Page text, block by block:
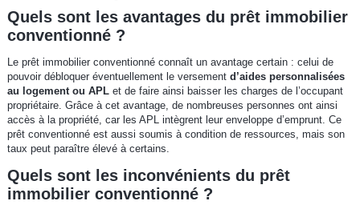
Quels sont les avantages du prêt immobilier
conventionné ?
Le prêt immobilier conventionné connaît un avantage certain : celui de
pouvoir débloquer éventuellement le versement d’aides personnalisées
au logement ou APLet de faire ainsi baisser les charges de l’occupant
propriétaire. Grâce à cet avantage, de nombreuses personnes ont ainsi
accès à la propriété, car les APL intègrent leur enveloppe d’emprunt. Ce
prêt conventionné est aussi soumis à condition de ressources, mais son
taux peut paraître élevé à certains.
Quels sont les inconvénients du prêt
immobilier conventionné ?